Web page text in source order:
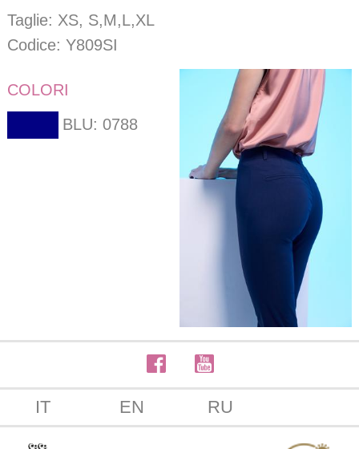
Taglie: XS, S,M,L,XL
Codice: Y809SI
COLORI
BLU: 0788
IT EN RU